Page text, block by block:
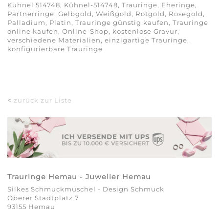
Kühnel 514748, Kühnel-514748, Trauringe, Eheringe,
Partnerringe, Gelbgold, Weißgold, Rotgold, Rosegold,
Palladium, Platin, Trauringe günstig kaufen, Trauringe
online kaufen, Online-Shop, kostenlose Gravur,
verschiedene Materialien, einzigartige Trauringe,
konfigurierbare Trauringe
< zurück zur Liste
Trauringe Hemau - Juwelier Hemau
Silkes Schmuckmuschel - Design Schmuck
Oberer Stadtplatz 7
93155 Hemau